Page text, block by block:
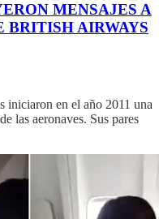
MENSAJES A
BRITISH AIRWAYS
iniciaron en el año 2011 una
las aeronaves. Sus pares